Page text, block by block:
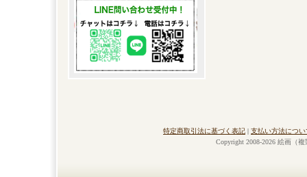
特定商取引法に基づく表記 | 支払い方法につい
Copyright 2008-2026 絵画（